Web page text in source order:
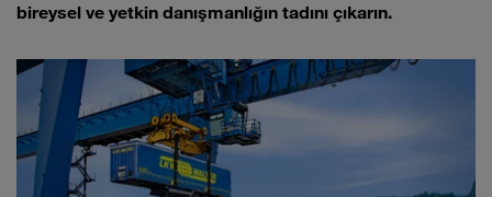
bireysel ve yetkin danışmanlığın tadını çıkarın.